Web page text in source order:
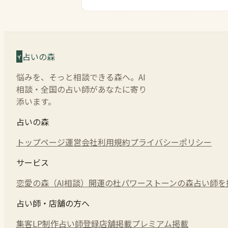
占いの森
悩みを、そっと相談できる森へ。AI
相談・全国の占い師があなたに寄り
添います。
占いの森
トップページ運営会社利用規約プライバシーポリシー
サービス
恋愛の森（AI相談） 開運の杜パワーストーンの森占い師
占い師・店舗の方へ
集客LP制作占い師登録店舗掲載プレミアム掲載